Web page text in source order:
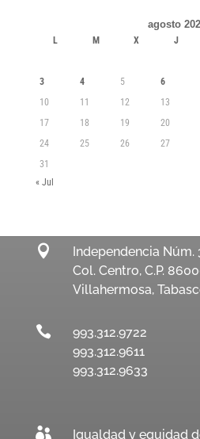
agosto
L M X J
3
4 5 6
10
11 12 13
17
18 19 20
24
25 26 27
31
« Jul

Independencia Núm.
Col. Centro, C.P.
Villahermosa,

993.312.9722
993.312.9611
993.312.9633
 Igualdad y equidad